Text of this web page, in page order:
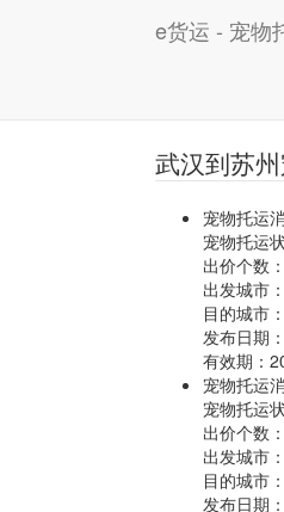
e货运 - 宠物
武汉到苏
宠物托运
宠物托运
出价个数：
出发城市
目的城市
发布日期
有效期：
宠物托运
宠物托运
出价个数：
出发城市
目的城市
发布日期